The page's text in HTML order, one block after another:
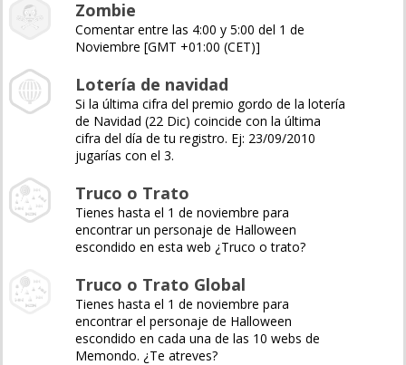
Zombie
Comentar entre las 4:00 y 5:00 del 1 de
Noviembre [GMT +01:00 (CET)]
Lotería de navidad
Si la última cifra del premio gordo de la lotería
de Navidad (22 Dic) coincide con la última
cifra del día de tu registro. Ej: 23/09/2010
jugarías con el 3.
Truco o Trato
Tienes hasta el 1 de noviembre para
encontrar un personaje de Halloween
escondido en esta web ¿Truco o trato?
Truco o Trato Global
Tienes hasta el 1 de noviembre para
encontrar el personaje de Halloween
escondido en cada una de las 10 webs de
Memondo. ¿Te atreves?